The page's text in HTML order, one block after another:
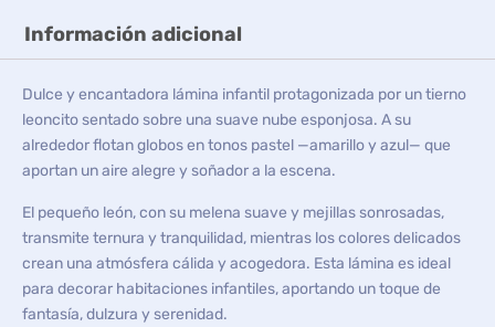
Información adicional
Dulce y encantadora lámina infantil protagonizada por un tierno
leoncito sentado sobre una suave nube esponjosa. A su
alrededor flotan globos en tonos pastel —amarillo y azul— que
aportan un aire alegre y soñador a la escena.
El pequeño león, con su melena suave y mejillas sonrosadas,
transmite ternura y tranquilidad, mientras los colores delicados
crean una atmósfera cálida y acogedora. Esta lámina es ideal
para decorar habitaciones infantiles, aportando un toque de
fantasía, dulzura y serenidad.